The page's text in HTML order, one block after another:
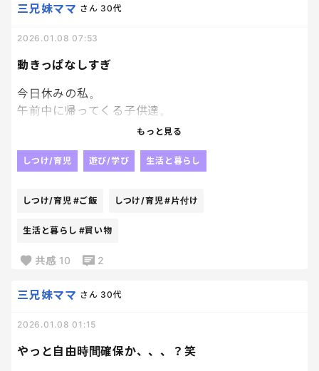
なる。笑
男子ってくだらねぇ。笑
動きっぱなしすぎ
三兄妹ママ さん 30代
2026.01.08 07:53
今日休みの私。
午前中に帰ってくる子供達。
帰ってくる前に、午前中用事済ましに外出。
お昼ご飯準備、片付け、自分も食べる。
5年生はおバカすぎて全然出来なく、私かてき
そのまま、買い物いって今にいたる。
つかれたーー。一言、つかれたー。笑
もっと見る
しつけ/育児 遊び/学び 生活と暮らし
しつけ/育児 #ご飯 しつけ/育児#片付け
生活と暮らし #買い物
共感 10 2
やっと自由時間確保か、、、？笑
三兄妹ママ さん 30代
2026.01.08 01:15